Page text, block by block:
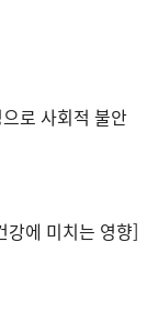
로 사회적 불안
에 미치는 영향]